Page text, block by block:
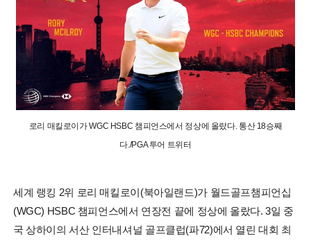
로리 매킬로이가 WGC HSBC 챔피언스에서 정상에 올랐다. 통산 18승째
다./PGA 투어 트위터
세계 랭킹 2위 로리 매킬로이(북아일랜드)가 월드골프챔피언십
(WGC) HSBC 챔피언스에서 연장전 끝에 정상에 올랐다. 3일 중
국 상하이의 서산 인터내셔널 골프클럽(파72)에서 열린 대회 최